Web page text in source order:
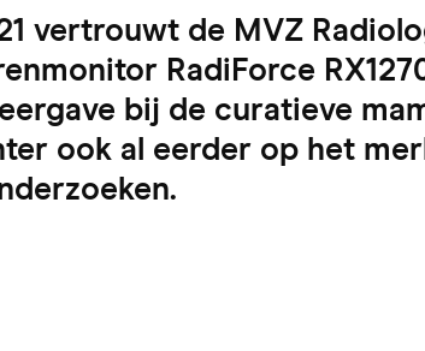
vertrouwt de MVZ
RadiForce
bij de curatieve
ook al eerder op het